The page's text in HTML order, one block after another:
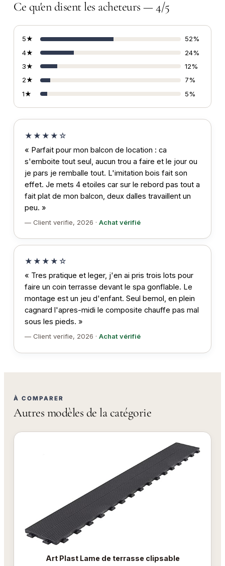
Ce qu'en disent les acheteurs — 4/5
5★
52%
4★
24%
3★
12%
2★
7%
1★
5%
★★★★☆
« Parfait pour mon balcon de location : ca
s'emboite tout seul, aucun trou a faire et le jour ou
je pars je remballe tout. L'imitation bois fait son
effet. Je mets 4 etoiles car sur le rebord pas tout a
fait plat de mon balcon, deux dalles travaillent un
peu. »
— Client verifie, 2026 · Achat vérifié
★★★★☆
« Tres pratique et leger, j'en ai pris trois lots pour
faire un coin terrasse devant le spa gonflable. Le
montage est un jeu d'enfant. Seul bemol, en plein
cagnard l'apres-midi le composite chauffe pas mal
sous les pieds. »
— Client verifie, 2026 · Achat vérifié
À COMPARER
Autres modèles de la catégorie
Art Plast Lame de terrasse clipsable